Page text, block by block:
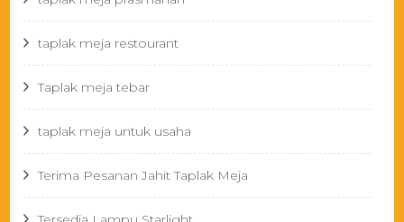
taplak meja restourant
Taplak meja tebar
taplak meja untuk usaha
Terima Pesanan Jahit Taplak Meja